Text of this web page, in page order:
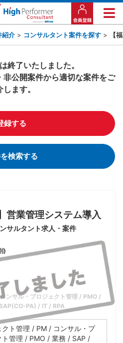
紹介 > コンサルタント案件を探す > 【
終了いたしました。
非公開案件から適切な案件をご
ます。
録する
検索する
営業管理システム導入
サルタント求人・案件
)
ンサル・プロジェクト管理 / PMO /
PA) / IT / RPA
クト管理 / PM / コンサル・プ
ト管理 / PMO / 業務 / SAP /